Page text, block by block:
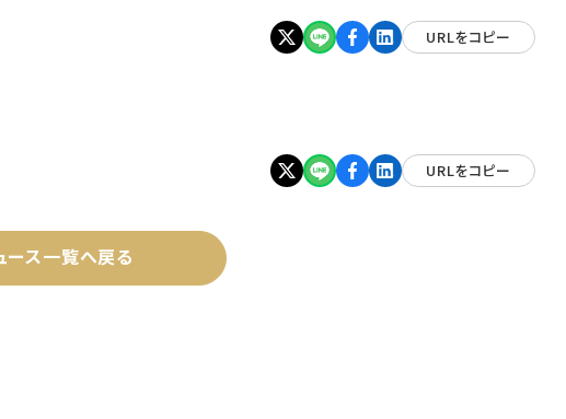
URLをコピー
URLをコピー
ース一覧へ戻る